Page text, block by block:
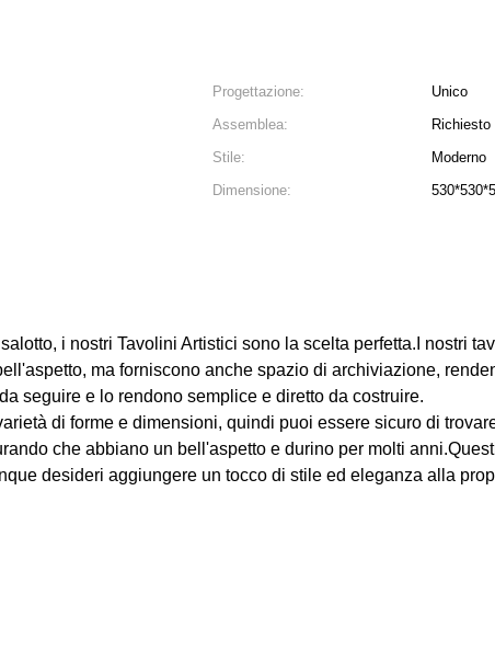
Progettazione:
Unico
Assemblea:
Richiesto
Stile:
Moderno
Dimensione:
i nostri Tavolini Artistici sono la scelta perfetta.I nostri
ma forniscono anche spazio di archiviazione,
seguire e lo rendono semplice e diretto da costruire.
di forme e dimensioni, quindi puoi essere sicuro di
che abbiano un bell'aspetto e durino per molti
desideri aggiungere un tocco di stile ed eleganza alla